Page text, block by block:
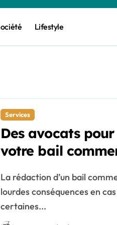
Lifestyle
Services
Des avocats
votre bail
La rédaction d’un bail commercial peut être de
lourdes conséquences en
certaines...